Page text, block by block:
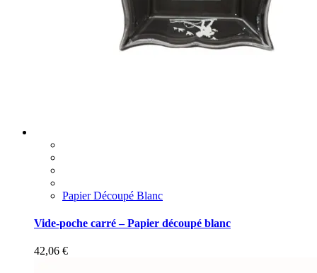
Papier Découpé Blanc
Vide-poche carré – Papier découpé blanc
42,06 €